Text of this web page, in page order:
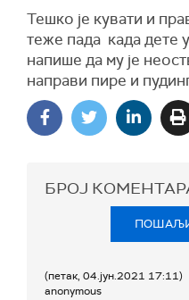
Тешко је кувати и
теже пада када дете
напише да му је
направи пире и
БРОЈ
(петак, 04.јун.2021 17:11)
anonymous